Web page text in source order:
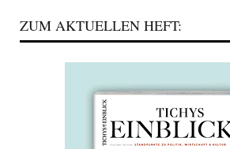
ZUM AKTUELLEN HEFT: